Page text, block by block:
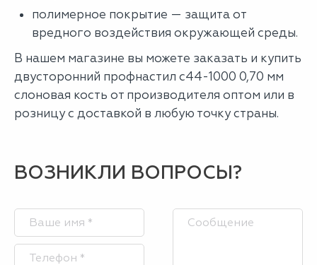
полимерное покрытие — защита от
вредного воздействия окружающей среды.
В нашем магазине вы можете заказать и купить
двусторонний профнастил с44-1000 0,70 мм
слоновая кость от производителя оптом или в
розницу с доставкой в любую точку страны.
ВОЗНИКЛИ ВОПРОСЫ?